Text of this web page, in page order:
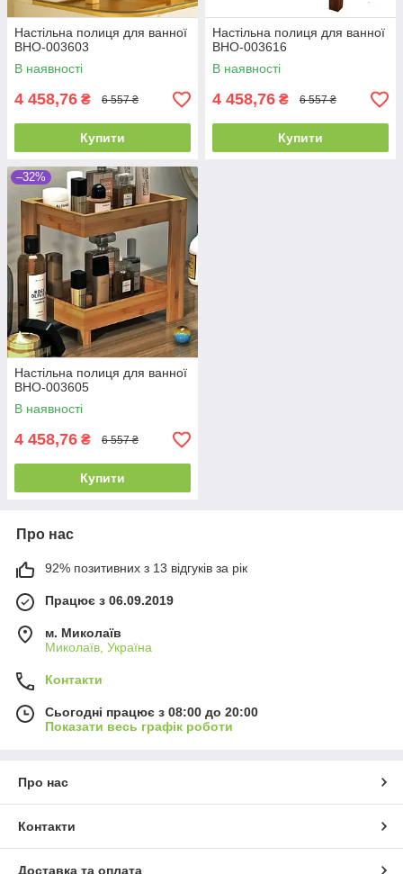
Настільна полиця для ванної
ВНО-003603
В наявності
4 458,76 ₴ 6 557 ₴
Купити
Настільна полиця для ванної
ВНО-003616
В наявності
4 458,76 ₴ 6 557 ₴
Купити
–32%
Настільна полиця для ванної
ВНО-003605
В наявності
4 458,76 ₴ 6 557 ₴
Купити
Про нас
92% позитивних з 13 відгуків за рік
Працює з 06.09.2019
м. Миколаїв
Миколаїв, Україна
Контакти
Сьогодні працює з 08:00 до 20:00
Показати весь графік роботи
Про нас
Контакти
Доставка та оплата